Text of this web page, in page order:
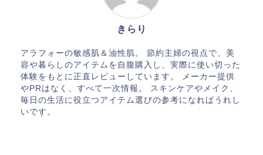
きらり
アラフォーの敏感肌＆油性肌。 節約主婦の視点で、美
容や暮らしのアイテムを自腹購入し、実際に使い切った
体験をもとに正直レビューしています。 メーカー提供
やPRはなく、すべて一次情報。 スキンケアやメイク、
毎日の生活に役立つアイテム選びの参考になればうれし
いです。